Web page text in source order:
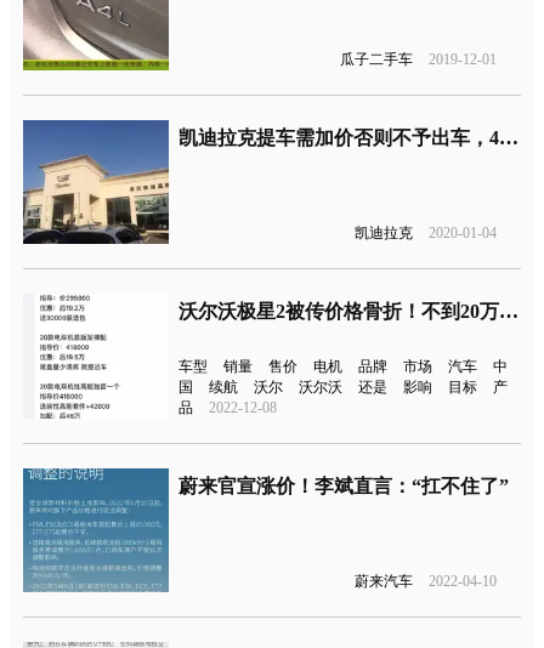
瓜子二手车 2019-12-01
凯迪拉克提车需加价否则不予出车，4S店：现在价格涨了
凯迪拉克 2020-01-04
沃尔沃极星2被传价格骨折！不到20万可提车
车型 销量 售价 电机 品牌 市场 汽车
中
国
续航 沃尔 沃尔沃 还是 影响 目标
产
品
2022-12-08
蔚来官宣涨价！李斌直言：“扛不住了”
蔚来汽车 2022-04-10